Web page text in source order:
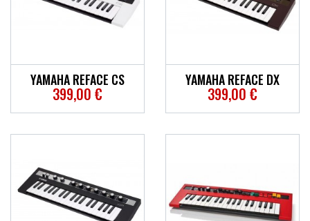
YAMAHA REFACE CS
399,00 €
YAMAHA REFACE DX
399,00 €